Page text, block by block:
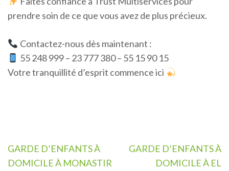
prendre soin de ce que vous avez de plus précieux.
Contactez-nous dès maintenant :
55 248 999 – 23 777 380 – 55 15 90 15
Votre tranquillité d’esprit commence ici
Navigation
de
GARDE D’ENFANTS À
DOMICILE À MONASTIR
GARDE D’ENFANTS À
DOMICILE À EL